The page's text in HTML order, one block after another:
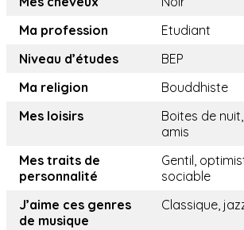
Ma profession
Etudiant
Niveau d’études
BEP
Ma religion
Bouddhiste
Mes loisirs
Boites de
amis
Mes traits de
personnalité
Gentil,
sociable
J’aime ces genres
de musique
Classique,